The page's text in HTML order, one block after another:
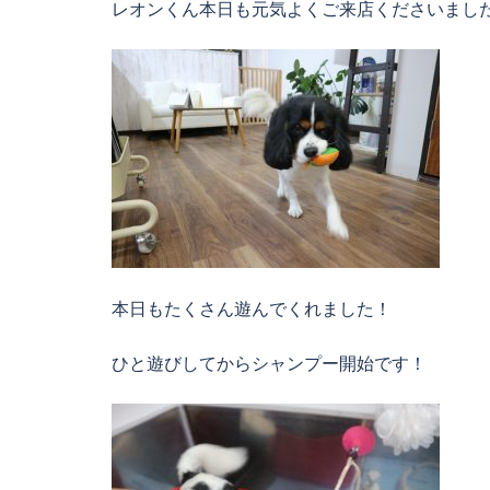
レオンくん本日も元気よくご来店くださいまし
本日もたくさん遊んでくれました！
ひと遊びしてからシャンプー開始です！